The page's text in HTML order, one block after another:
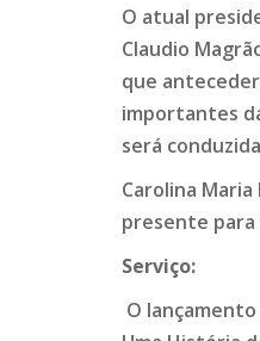
O atual
Claudio
que
importantes
será
Carolina
presente para
Serviço:
O